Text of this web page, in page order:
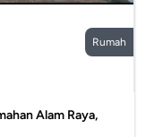
Rumah
Alam Raya,